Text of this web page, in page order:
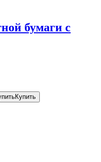
бумаги с
Купить